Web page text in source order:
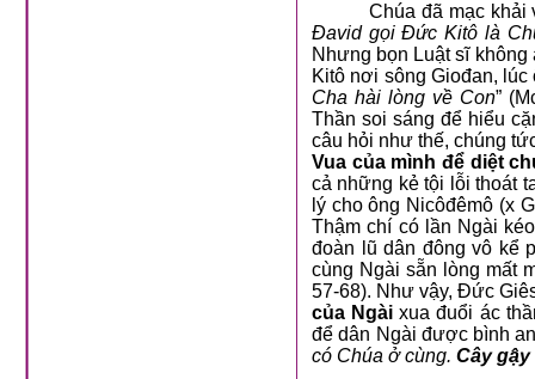
Chúa đã mạc khải
Đavid gọi Đức Kitô là
Nhưng bọn Luật sĩ
Kitô nơi sông Giođan, lúc
Cha hài lòng về Con”
Thần soi sáng để hiểu
câu hỏi như thế, chúng
Vua của mình để diệt
cả những kẻ tội lỗi thoát
lý cho ông Nicôđêmô (x
Thậm chí có lần Ngài
đoàn lũ dân đông vô kể
cùng Ngài sẵn lòng mất
57-68). Như vậy, Đức
của Ngài xua đuổi ác
để dân Ngài được bình
có Chúa ở cùng. Cây gậy